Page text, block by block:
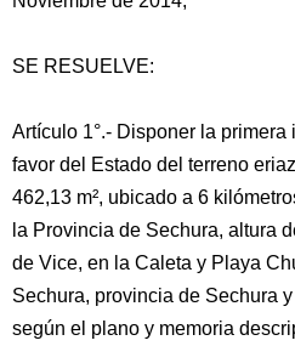
SE RESUELVE:
Artículo 1°.- Disponer la
favor del Estado del terreno
462,13 m², ubicado a 6
la Provincia de Sechura, altura
de Vice, en la Caleta y Playa
Sechura, provincia de Sechura
según el plano y memoria